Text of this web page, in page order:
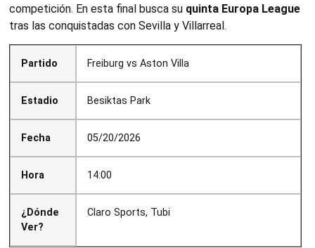
competición. En esta final busca su quinta Europa League
tras las conquistadas con Sevilla y Villarreal.
Partido
Estadio
Fecha
Hora
¿Dónde
Ver?
Freiburg vs Aston Villa
Besiktas Park
05/20/2026
14:00
Claro Sports, Tubi